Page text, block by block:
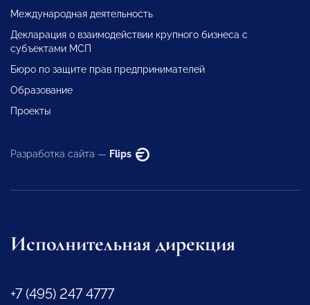
Международная деятельность
Декларация о взаимодействии крупного бизнеса с
субъектами МСП
Бюро по защите прав предпринимателей
Образование
Проекты
Разработка сайта — Flips
Исполнительная дирекция
+7 (495) 247 4777